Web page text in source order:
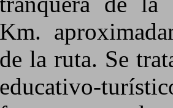
Km.
de la ruta. Se
educativo-